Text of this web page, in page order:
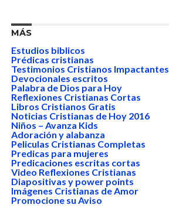
MÁS
Estudios biblicos
Prédicas cristianas
Testimonios Cristianos Impactantes
Devocionales escritos
Palabra de Dios para Hoy
Reflexiones Cristianas Cortas
Libros Cristianos Gratis
Noticias Cristianas de Hoy 2016
Niños – Avanza Kids
Adoración y alabanza
Peliculas Cristianas Completas
Predicas para mujeres
Predicaciones escritas cortas
Video Reflexiones Cristianas
Diapositivas y power points
Imágenes Cristianas de Amor
Promocione su Aviso